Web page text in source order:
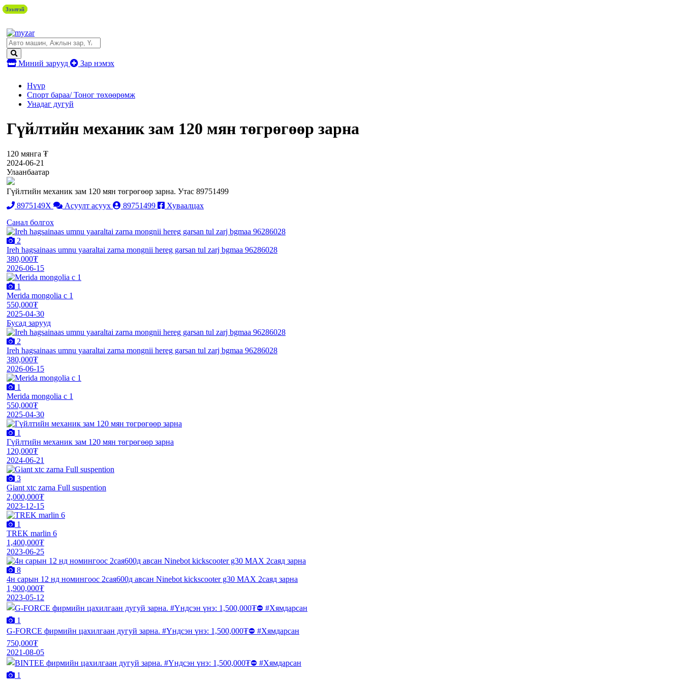
Миний зарууд Зар нэмэх
Нүүр
Спорт бараа/ Тоног төхөөрөмж
Унадаг дугуй
Гүйлтийн механик зам 120 мян төгрөгөөр зарна
120 мянга ₮
2024-06-21
Улаанбаатар
Гүйлтийн механик зам 120 мян төгрөгөөр зарна. Утас 89751499
8975149X
Асуулт асуух 89751499
Хуваалцах
Санал болгох
2
Ireh hagsainaas umnu yaaraltai zarna mongnii hereg garsan tul zarj bgmaa 96286028
380,000₮
2026-06-15
1
Merida mongolia c 1
550,000₮
2025-04-30
Бусад зарууд
2
Ireh hagsainaas umnu yaaraltai zarna mongnii hereg garsan tul zarj bgmaa 96286028
380,000₮
2026-06-15
1
Merida mongolia c 1
550,000₮
2025-04-30
1
Гүйлтийн механик зам 120 мян төгрөгөөр зарна
120,000₮
2024-06-21
Зээлтэй
3
Giant xtc zarna Full suspention
2,000,000₮
2023-12-15
Зээлтэй
1
TREK marlin 6
1,400,000₮
2023-06-25
Зээлтэй
8
4н сарын 12 нд номингоос 2сая600д авсан Ninebot kickscooter g30 MAX 2саяд зарна
1,900,000₮
2023-05-12
1
G-FORCE фирмийн цахилгаан дугуй зарна. #Үндсэн үнэ: 1,500,000₮⛔️ #Хямдарсан
750,000₮
2021-08-05
1